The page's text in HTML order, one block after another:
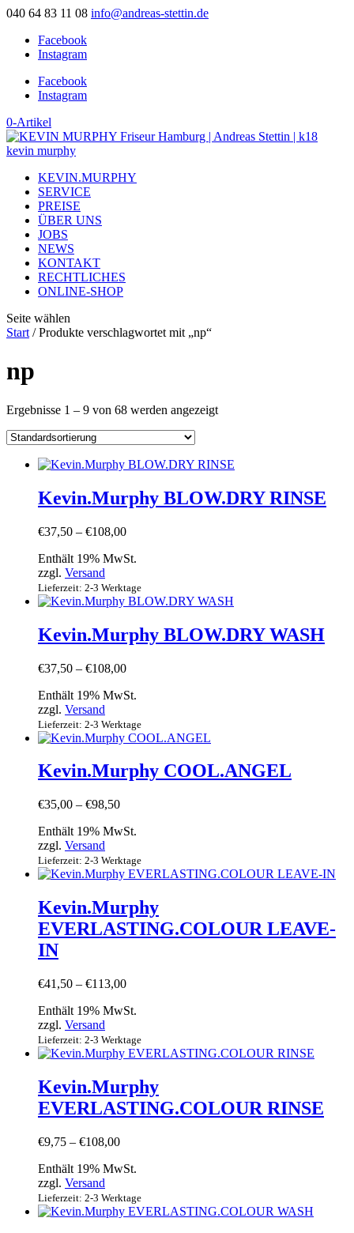
040 64 83 11 08 info@andreas-stettin.de
Facebook
Instagram
Facebook
Instagram
0-Artikel
KEVIN.MURPHY
SERVICE
PREISE
ÜBER UNS
JOBS
NEWS
KONTAKT
RECHTLICHES
ONLINE-SHOP
Seite wählen
Start / Produkte verschlagwortet mit „np“
np
Ergebnisse 1 – 9 von 68 werden angezeigt
Kevin.Murphy BLOW.DRY RINSE
€37,50 – €108,00Preisspanne:
bis
Enthält 19% MwSt.
zzgl. Versand
Lieferzeit: 2-3 Werktage
Kevin.Murphy BLOW.DRY WASH
€37,50 – €108,00Preisspanne:
bis
Enthält 19% MwSt.
zzgl. Versand
Lieferzeit: 2-3 Werktage
Kevin.Murphy COOL.ANGEL
€35,00 – €98,50Preisspanne:
bis
Enthält 19% MwSt.
zzgl. Versand
Lieferzeit: 2-3 Werktage
Kevin.Murphy
EVERLASTING.COLOUR LEAVE-
IN
€41,50 – €113,00Preisspanne:
bis
Enthält 19% MwSt.
zzgl. Versand
Lieferzeit: 2-3 Werktage
Kevin.Murphy
EVERLASTING.COLOUR RINSE
€9,75 – €108,00Preisspanne:
bis
Enthält 19% MwSt.
zzgl. Versand
Lieferzeit: 2-3 Werktage